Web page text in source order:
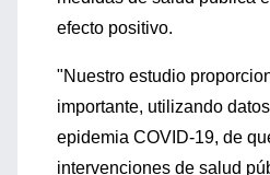
efecto positivo.
"Nuestro estudio
importante, utilizando
epidemia COVID-19, de
intervenciones de salud